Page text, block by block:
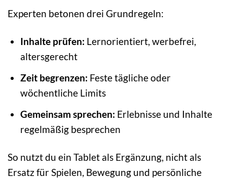
Experten betonen drei Grundregeln:
Inhalte prüfen: Lernorientiert, werbefrei,
altersgerecht
Zeit begrenzen: Feste tägliche oder
wöchentliche Limits
Gemeinsam sprechen: Erlebnisse und Inhalte
regelmäßig besprechen
So nutzt du ein Tablet als Ergänzung, nicht als
Ersatz für Spielen, Bewegung und persönliche